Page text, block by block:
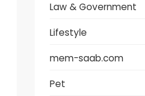
Law & Government
Lifestyle
mem-saab.com
Pet